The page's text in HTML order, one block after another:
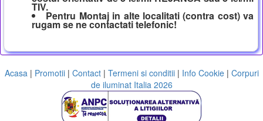
TIV.
Pentru Montaj in alte localitati (contra cost) va
rugam se ne contactati telefonic!
Acasa | Promotii| Contact| Termeni si conditii| Info Cookie| Corpuri
de iluminat Italia 2026